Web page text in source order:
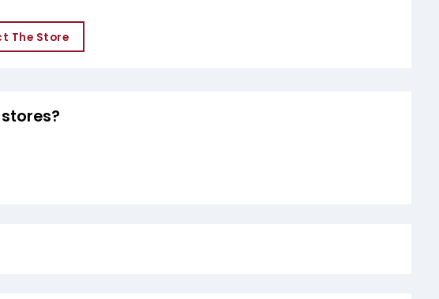
The Store